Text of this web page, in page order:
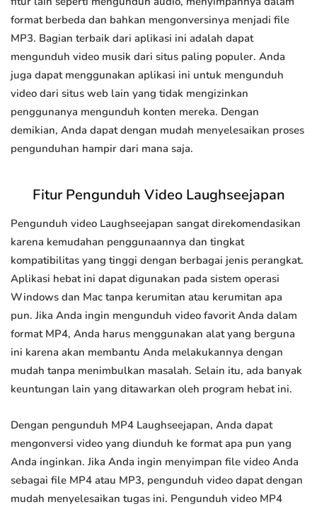
format berbeda dan bahkan mengonversinya menjadi file
MP3. Bagian terbaik dari aplikasi ini adalah dapat
mengunduh video musik dari situs paling populer. Anda
juga dapat menggunakan aplikasi ini untuk mengunduh
video dari situs web lain yang tidak mengizinkan
penggunanya mengunduh konten mereka. Dengan
demikian, Anda dapat dengan mudah menyelesaikan proses
pengunduhan hampir dari mana saja.
Fitur Pengunduh Video Laughseejapan
Pengunduh video Laughseejapan sangat direkomendasikan
karena kemudahan penggunaannya dan tingkat
kompatibilitas yang tinggi dengan berbagai jenis perangkat.
Aplikasi hebat ini dapat digunakan pada sistem operasi
Windows dan Mac tanpa kerumitan atau kerumitan apa
pun. Jika Anda ingin mengunduh video favorit Anda dalam
format MP4, Anda harus menggunakan alat yang berguna
ini karena akan membantu Anda melakukannya dengan
mudah tanpa menimbulkan masalah. Selain itu, ada banyak
keuntungan lain yang ditawarkan oleh program hebat ini.
Dengan pengunduh MP4 Laughseejapan, Anda dapat
mengonversi video yang diunduh ke format apa pun yang
Anda inginkan. Jika Anda ingin menyimpan file video Anda
sebagai file MP4 atau MP3, pengunduh video dapat dengan
mudah menyelesaikan tugas ini. Pengunduh video MP4